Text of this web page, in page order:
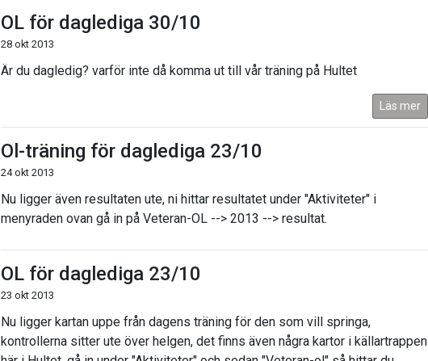
OL för daglediga 30/10
28 okt 2013
Är du dagledig? varför inte då komma ut till vår träning på Hultet
Läs mer
Ol-träning för daglediga 23/10
24 okt 2013
Nu ligger även resultaten ute, ni hittar resultatet under "Aktiviteter" i
menyraden ovan gå in på Veteran-OL --> 2013 --> resultat.
OL för daglediga 23/10
23 okt 2013
Nu ligger kartan uppe från dagens träning för den som vill springa,
kontrollerna sitter ute över helgen, det finns även några kartor i källartrappen